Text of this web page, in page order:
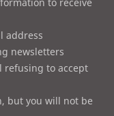
address
newsletters
refusing to accept
but you will not be